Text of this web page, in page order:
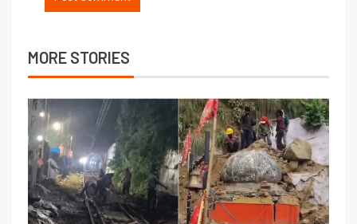
MORE STORIES